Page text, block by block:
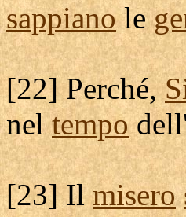
sappianole
[22] Perché,
neltempo
[23] Ilmisero